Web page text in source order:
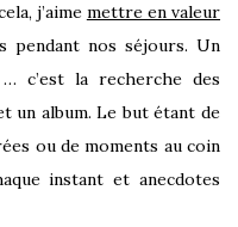
j’aime mettre en valeur
pendant nos séjours. Un
c’est la recherche des
un album. Le but étant de
ou de moments au coin
instant et anecdotes